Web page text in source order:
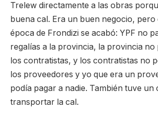
Trelew directamente a las obras
buena cal. Era un buen negocio, pero
época de Frondizi se acabó: YPF no
regalías a la provincia, la provincia no
los contratistas, y los contratistas no
los proveedores y yo que era un
podía pagar a nadie. También tuve un
transportar la cal.